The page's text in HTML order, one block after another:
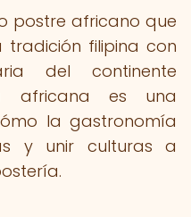
postre africano que
filipina con
del continente
africana es una
la gastronomía
y unir culturas a